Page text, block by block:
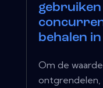
gebruiken
behalen
Om de
ontgrendelen,